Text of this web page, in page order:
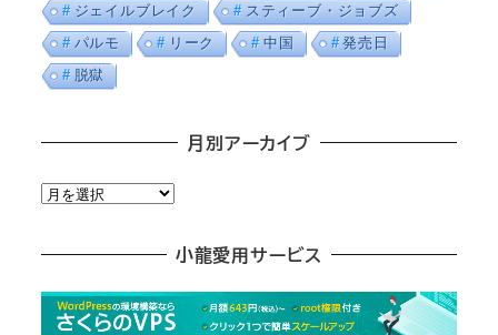
ジェイルブレイク
スティーブ・ジョブズ
パルモ
リーク 中国
発売日
脱獄
月別アーカイブ
月
カ
小龍愛用サービス